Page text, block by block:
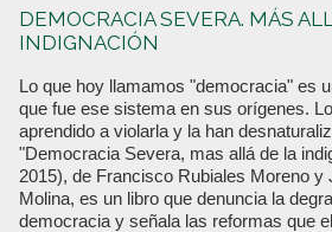
DEMOCRACIA SEVERA. MÁS
INDIGNACIÓN
Lo que hoy llamamos "democracia" es
que fue ese sistema en sus orígenes.
aprendido a violarla y la han
"Democracia Severa, mas allá de la
2015), de Francisco Rubiales Moreno y
Molina, es un libro que denuncia la
democracia y señala las reformas que